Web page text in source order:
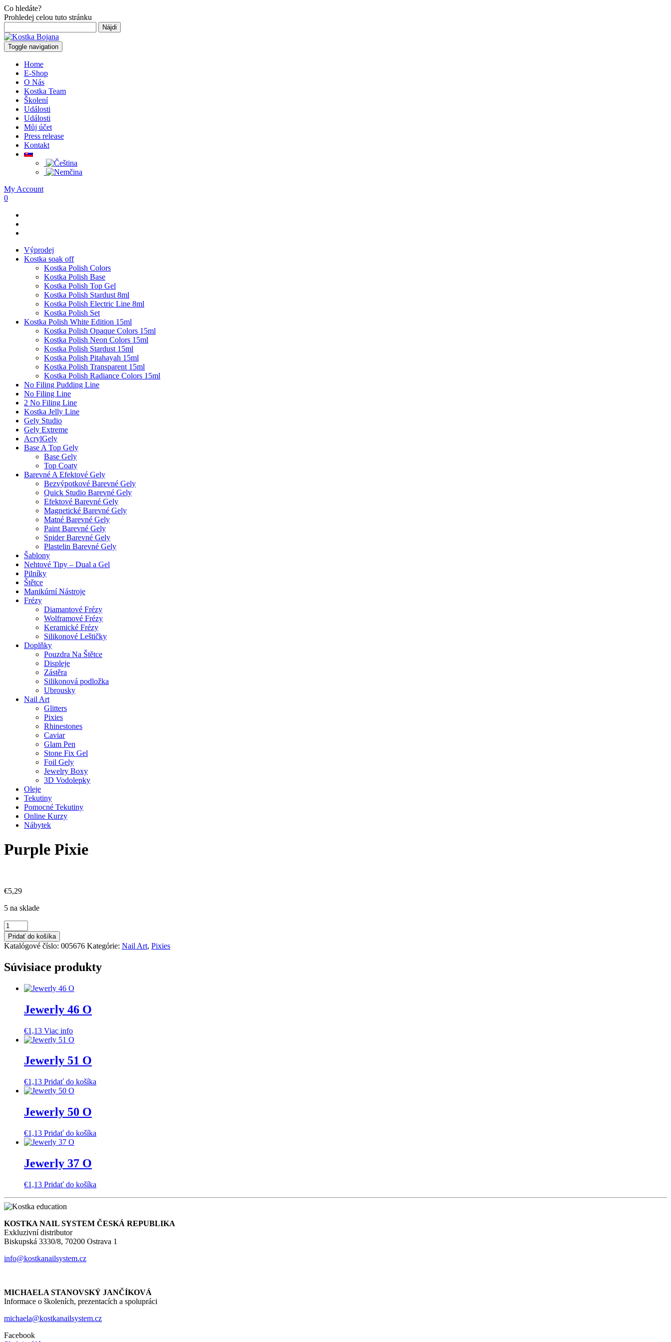
Co hledáte?
Prohledej celou tuto stránku
Toggle navigation
Home
E-Shop
O Nás
Kostka Team
Školení
Události
Události
Můj účet
Press release
Kontakt
My Account
0
Výprodej
Kostka soak off
Kostka Polish Colors
Kostka Polish Base
Kostka Polish Top Gel
Kostka Polish Stardust 8ml
Kostka Polish Electric Line 8ml
Kostka Polish Set
Kostka Polish White Edition 15ml
Kostka Polish Opaque Colors 15ml
Kostka Polish Neon Colors 15ml
Kostka Polish Stardust 15ml
Kostka Polish Pitahayah 15ml
Kostka Polish Transparent 15ml
Kostka Polish Radiance Colors 15ml
No Filing Pudding Line
No Filing Line
2 No Filing Line
Kostka Jelly Line
Gely Studio
Gely Extreme
AcrylGely
Base A Top Gely
Base Gely
Top Coaty
Barevné A Efektové Gely
Bezvýpotkové Barevné Gely
Quick Studio Barevné Gely
Efektové Barevné Gely
Magnetické Barevné Gely
Matné Barevné Gely
Paint Barevné Gely
Spider Barevné Gely
Plastelin Barevné Gely
Šablony
Nehtové Tipy – Dual a Gel
Pilníky
Štětce
Manikúrní Nástroje
Frézy
Diamantové Frézy
Wolframové Frézy
Keramické Frézy
Silikonové Leštičky
Doplňky
Pouzdra Na Štětce
Displeje
Zástěra
Silikonová podložka
Ubrousky
Nail Art
Glitters
Pixies
Rhinestones
Caviar
Glam Pen
Stone Fix Gel
Foil Gely
Jewelry Boxy
3D Vodolepky
Oleje
Tekutiny
Pomocné Tekutiny
Online Kurzy
Nábytek
Purple Pixie
€5,29
5 na sklade
množstvo
Purple
Pixie
Pridať do košíka
Katalógové číslo: 005676 Kategórie: Nail Art, Pixies
Súvisiace produkty
Jewerly 46 O
€1,13 Viac info
Jewerly 51 O
€1,13 Pridať do košíka
Jewerly 50 O
€1,13 Pridať do košíka
Jewerly 37 O
€1,13 Pridať do košíka
KOSTKA NAIL SYSTEM ČESKÁ REPUBLIKA
Exkluzivní distributor
Biskupská 3330/8, 70200 Ostrava 1
info@kostkanailsystem.cz
MICHAELA STANOVSKÝ JANČÍKOVÁ
Informace o školeních, prezentacích a spolupráci
michaela@kostkanailsystem.cz
Facebook